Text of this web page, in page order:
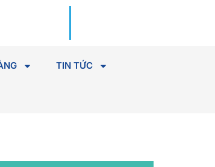
TIN TỨC